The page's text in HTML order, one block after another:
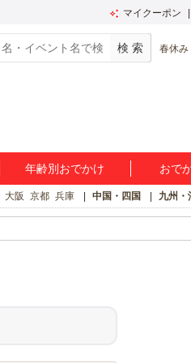
マイクーポン
春休み
年齢別おでかけ おで
大阪 京都 兵庫 中国・四国 九州・